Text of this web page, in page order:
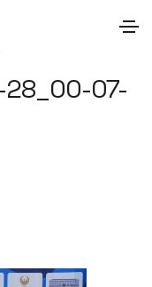
28_00-07-